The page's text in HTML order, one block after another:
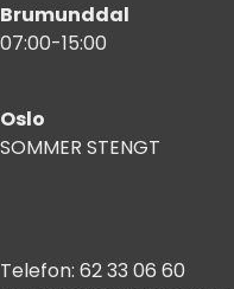
Brumunddal
07:00-15:00
Oslo
SOMMER STENGT
Telefon: 62 33 06 60